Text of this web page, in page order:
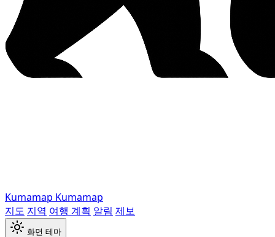
Kumamap Kumamap
지도 지역 여행 계획 알림 제보
화면 테마